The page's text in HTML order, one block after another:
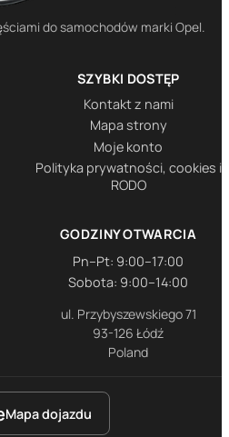
do samochodów marki Opel.
SZYBKI DOSTĘP
Kontakt z nami
Mapa strony
Moje konto
Polityka prywatności, cookies i
RODO
GODZINY OTWARCIA
Pn–Pt: 9:00–17:00
Sobota: 9:00–14:00
ul. Przybyszewskiego 71
93-126 Łódź
Poland
Mapa dojazdu